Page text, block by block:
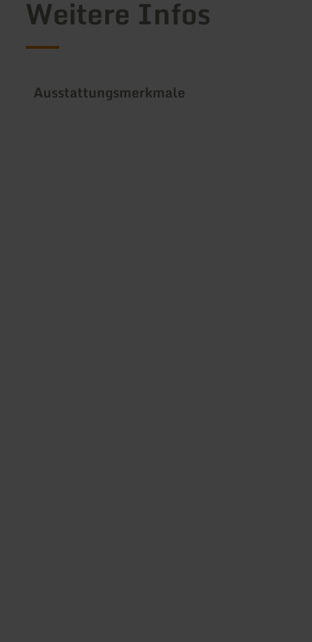
Weitere Infos
Ausstattungsmerkmale